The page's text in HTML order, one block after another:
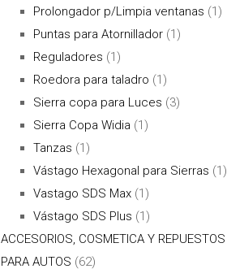
Prolongador p/Limpia ventanas (1)
Puntas para Atornillador (1)
Reguladores (1)
Roedora para taladro (1)
Sierra copa para Luces (3)
Sierra Copa Widia (1)
Tanzas (1)
Vástago Hexagonal para Sierras (1)
Vastago SDS Max (1)
Vástago SDS Plus (1)
ACCESORIOS, COSMETICA Y REPUESTOS
PARA AUTOS (62)